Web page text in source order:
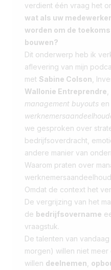
verdient één vraag het
wat als uw
worden om de
bouwen?
Dit onderwerp heb ik
aflevering van mijn
met Sabine Colson ,
Wallonie Entreprendre
management buyouts en
we gesproken over
bedrijfsoverdracht,
andere manier van
Waarom praten over
Omdat de context het
De vergrijzing van het
de bedrijfsovername
vraagstuk.
De talenten van
morgen) willen niet meer
willen deelnemen